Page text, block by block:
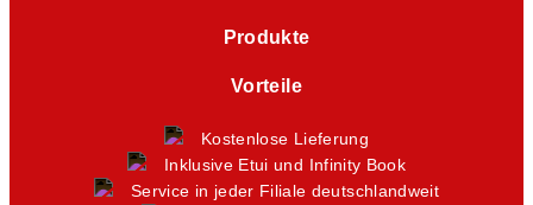
Produkte
Vorteile
Kostenlose Lieferung
Inklusive Etui und Infinity Book
Service in jeder Filiale deutschlandweit